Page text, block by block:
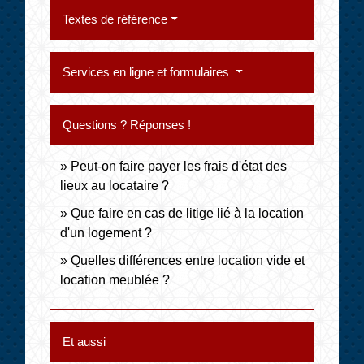
Textes de référence
Services en ligne et formulaires
Questions ? Réponses !
Peut-on faire payer les frais d'état des
lieux au locataire ?
Que faire en cas de litige lié à la location
d'un logement ?
Quelles différences entre location vide et
location meublée ?
Et aussi